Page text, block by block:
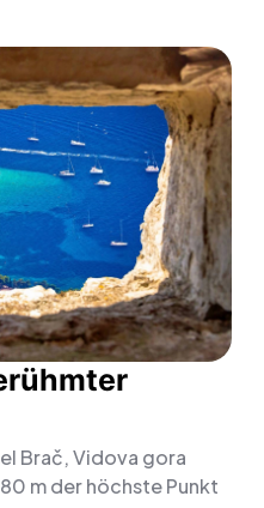
Brač, Vidova gora
m der höchste Punkt